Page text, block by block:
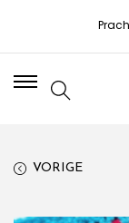
VORIGE